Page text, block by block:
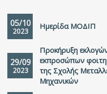
05/10
2023
Ημερίδα ΜΟΔΙΠ
29/09
2023
Προκήρυξη
εκπροσώπων
της Σχολής
Μηχανικών